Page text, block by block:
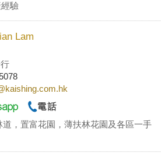
驗
Lam
道，置富花園，薄扶林花園及各區一手